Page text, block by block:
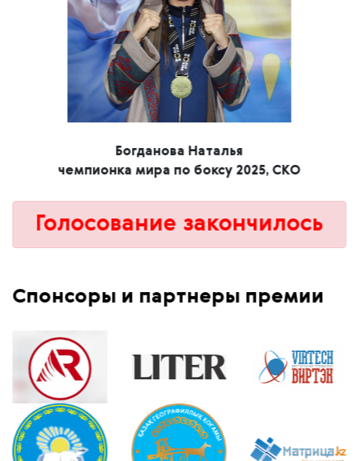
Богданова Наталья
чемпионка мира по боксу 2025, СКО
Голосование закончилось
Спонсоры и партнеры премии